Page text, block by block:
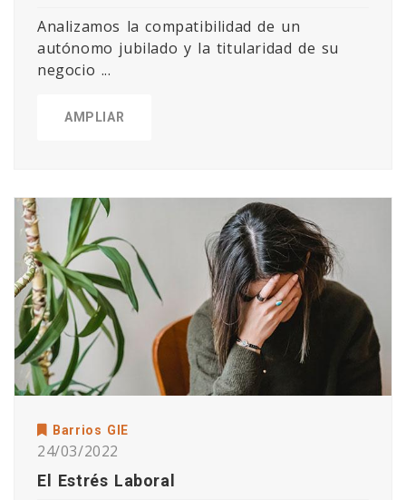
Analizamos la compatibilidad de un
autónomo jubilado y la titularidad de su
negocio ...
AMPLIAR
Barrios GIE
24/03/2022
El Estrés Laboral